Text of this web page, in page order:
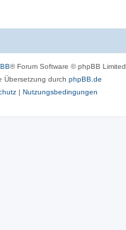
® Forum Software © phpBB Limited
Übersetzung durch phpBB.de
| Nutzungsbedingungen